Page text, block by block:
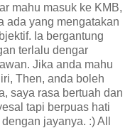
mahu masuk ke KMB,
ada yang mengatakan
Ia bergantung
terlalu dengar
Jika anda mahu
Then, anda boleh
saya rasa bertuah dan
tapi berpuas hati
jayanya. :) All